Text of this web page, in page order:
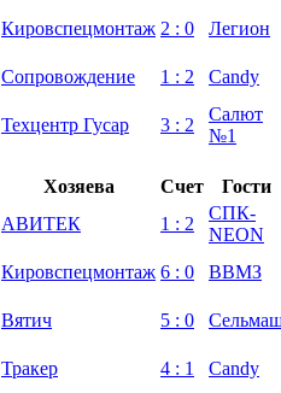
Кировспецмонтаж 2 : 0
Легион
Сопровождение 1 : 2
Candy
Техцентр Гусар 3 : 2
Салют
№1
Хозяева Счет
Гости
АВИТЕК 1 : 2
СПК-
NEON
Кировспецмонтаж 6 : 0
ВВМЗ
Вятич 5 : 0
Тракер 4 : 1
Candy